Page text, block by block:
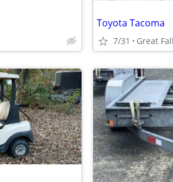
Toyota Tacoma
7/31 Great